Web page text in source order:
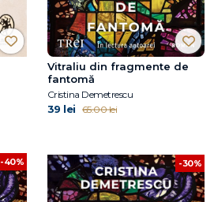
Vitraliu din fragmente de
fantomă
Cristina Demetrescu
39 lei 65.00 lei
-40% -30%